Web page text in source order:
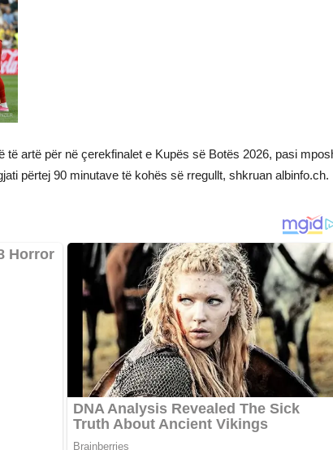
të artë për në çerekfinalet e Kupës së Botës 2026, pasi
përtej 90 minutave të kohës së rregullt, shkruan albinfo.ch.